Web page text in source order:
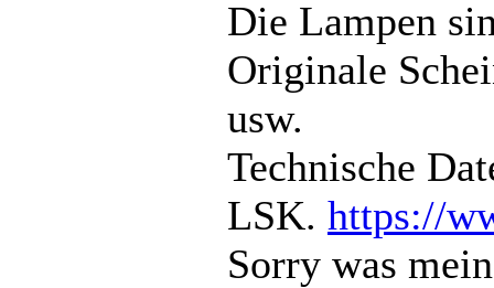
Die Lampen
Originale
usw.
Technische
LSK. https://
Sorry was